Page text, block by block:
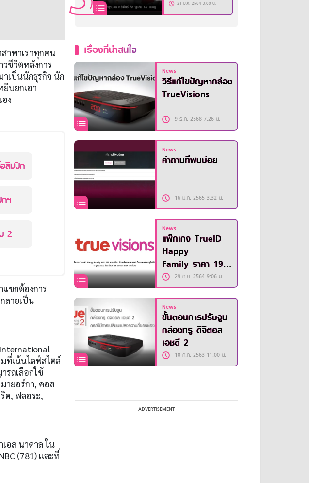
าพาเราทุกคน
ชีวิตหลังการ
เป็นนักธุรกิจ นัก
บยกเอา
ง
ลิมปิก
มป์ โอลิมปิกฯ
2
แขกต้องการ
ลายเป็น
ที่เน้นไลฟ์สไตล์
รถเลือกใช้
ายอร์กา, คอส
ด, ฟลอระ,
อล นาดาล ใน
(781) และที่
21 ม.ค. 2564 3:00 น.
เรื่องที่น่าสนใจ
News
วิธีแก้ไขปัญหากล่อง
TrueVisions
9 ธ.ค. 2568 7:26 น.
News
คำถามที่พบบ่อย
16 ม.ค. 2565 3:32 น.
News
แพ็กเกจ TrueID
Happy
Family ราคา 199
บาท/เดือน จะยุติ
การขาย ตั้งแต่วันที่
29 ตุลาคม
2564 เป็นต้นไป
29 ก.ย. 2564 9:06 น.
News
ขั้นตอนการปรับจูน
กล่องทรู ดิจิตอล
เอชดี 2
10 ก.ค. 2563 11:00 น.